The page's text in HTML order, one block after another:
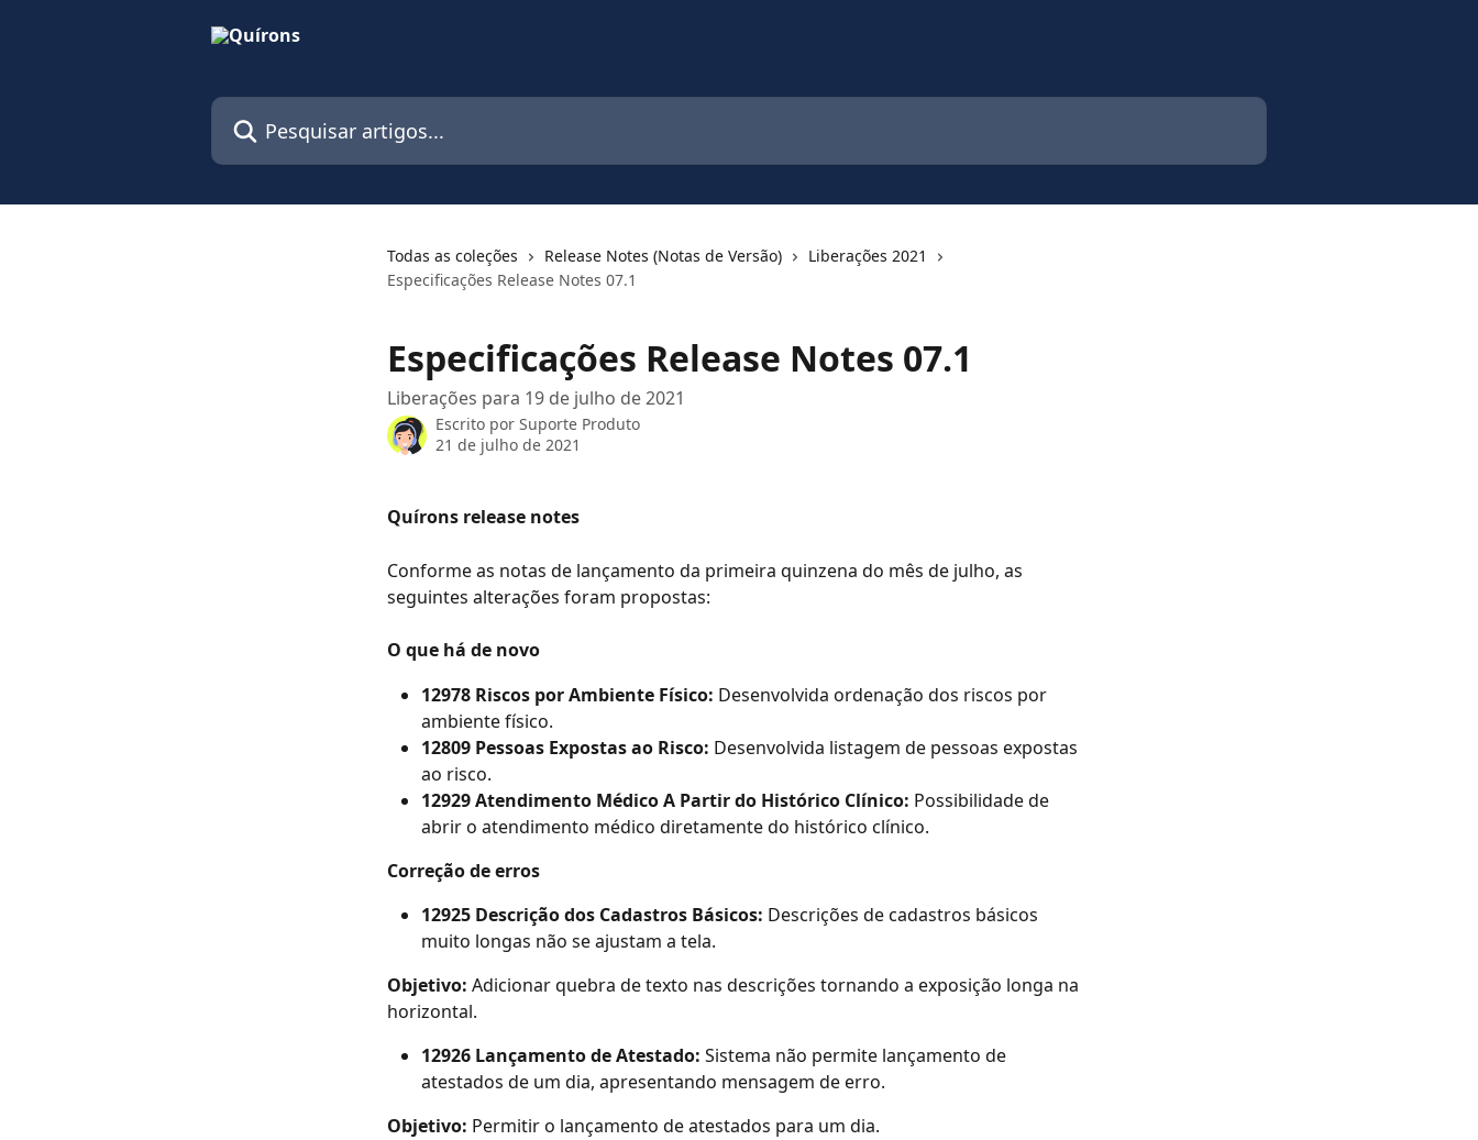
Pesquisar artigos...
Todas as coleções Release Notes (Notas de Versão)
Liberações 2021
Especificações Release Notes 07.1
Especificações Release Notes 07.1
Liberações para 19 de julho de 2021
Escrito por Suporte Produto
21 de julho de 2021
Quírons release notes
Conforme as notas de lançamento da primeira quinzena do mês de julho, as
seguintes alterações foram propostas:
O que há de novo
12978 Riscos por Ambiente Físico: Desenvolvida ordenação dos riscos por
ambiente físico.
12809 Pessoas Expostas ao Risco: Desenvolvida listagem de pessoas expostas
ao risco.
12929 Atendimento Médico A Partir do Histórico Clínico: Possibilidade de
abrir o atendimento médico diretamente do histórico clínico.
Correção de erros
12925 Descrição dos Cadastros Básicos: Descrições de cadastros básicos
muito longas não se ajustam a tela.
Objetivo: Adicionar quebra de texto nas descrições tornando a exposição longa na
horizontal.
12926 Lançamento de Atestado: Sistema não permite lançamento de
atestados de um dia, apresentando mensagem de erro.
Objetivo: Permitir o lançamento de atestados para um dia.